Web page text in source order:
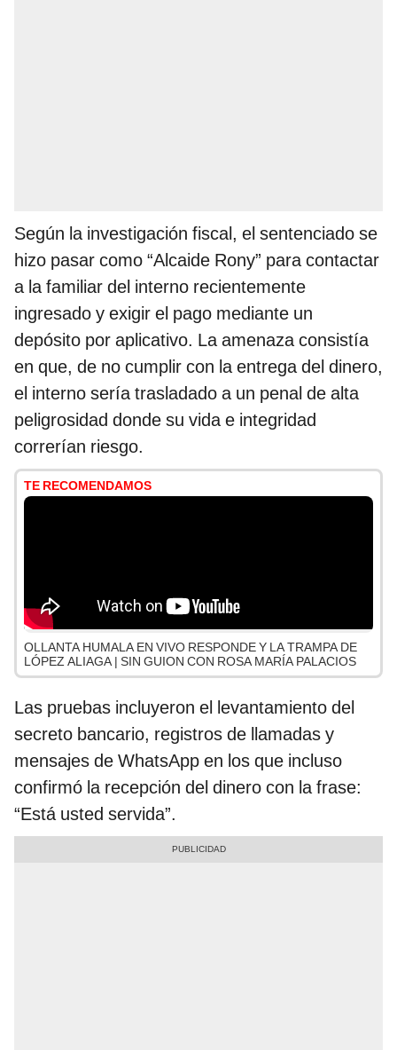
Según la investigación fiscal, el sentenciado se
hizo pasar como “Alcaide Rony” para contactar
a la familiar del interno recientemente
ingresado y exigir el pago mediante un
depósito por aplicativo. La amenaza consistía
en que, de no cumplir con la entrega del dinero,
el interno sería trasladado a un penal de alta
peligrosidad donde su vida e integridad
correrían riesgo.
TE RECOMENDAMOS
OLLANTA HUMALA EN VIVO RESPONDE Y LA TRAMPA DE
LÓPEZ ALIAGA | SIN GUION CON ROSA MARÍA PALACIOS
Las pruebas incluyeron el levantamiento del
secreto bancario, registros de llamadas y
mensajes de WhatsApp en los que incluso
confirmó la recepción del dinero con la frase:
“Está usted servida”.